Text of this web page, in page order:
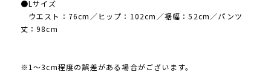
●Lサイズ
ウエスト：76cm／ヒップ：102cm／裾幅：52cm／パンツ
丈：98cm
※1〜3cm程度の誤差がある場合がございます。